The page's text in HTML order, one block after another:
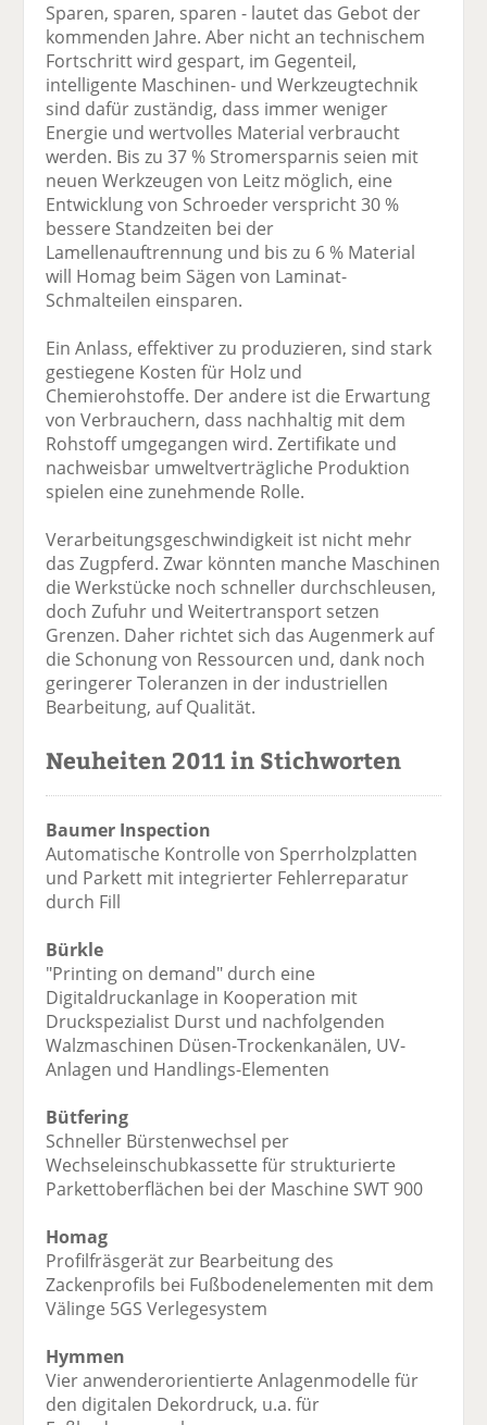
Sparen, sparen, sparen - lautet das Gebot der
kommenden Jahre. Aber nicht an technischem
Fortschritt wird gespart, im Gegenteil,
intelligente Maschinen- und Werkzeugtechnik
sind dafür zuständig, dass immer weniger
Energie und wertvolles Material verbraucht
werden. Bis zu 37 % Stromersparnis seien mit
neuen Werkzeugen von Leitz möglich, eine
Entwicklung von Schroeder verspricht 30 %
bessere Standzeiten bei der
Lamellenauftrennung und bis zu 6 % Material
will Homag beim Sägen von Laminat-
Schmalteilen einsparen.
Ein Anlass, effektiver zu produzieren, sind stark
gestiegene Kosten für Holz und
Chemierohstoffe. Der andere ist die Erwartung
von Verbrauchern, dass nachhaltig mit dem
Rohstoff umgegangen wird. Zertifikate und
nachweisbar umweltverträgliche Produktion
spielen eine zunehmende Rolle.
Verarbeitungsgeschwindigkeit ist nicht mehr
das Zugpferd. Zwar könnten manche Maschinen
die Werkstücke noch schneller durchschleusen,
doch Zufuhr und Weitertransport setzen
Grenzen. Daher richtet sich das Augenmerk auf
die Schonung von Ressourcen und, dank noch
geringerer Toleranzen in der industriellen
Bearbeitung, auf Qualität.
Neuheiten 2011 in Stichworten
Baumer Inspection
Automatische Kontrolle von Sperrholzplatten
und Parkett mit integrierter Fehlerreparatur
durch Fill
Bürkle
"Printing on demand" durch eine
Digitaldruckanlage in Kooperation mit
Druckspezialist Durst und nachfolgenden
Walzmaschinen Düsen-Trockenkanälen, UV-
Anlagen und Handlings-Elementen
Bütfering
Schneller Bürstenwechsel per
Wechseleinschubkassette für strukturierte
Parkettoberflächen bei der Maschine SWT 900
Homag
Profilfräsgerät zur Bearbeitung des
Zackenprofils bei Fußbodenelementen mit dem
Välinge 5GS Verlegesystem
Hymmen
Vier anwenderorientierte Anlagenmodelle für
den digitalen Dekordruck, u.a. für